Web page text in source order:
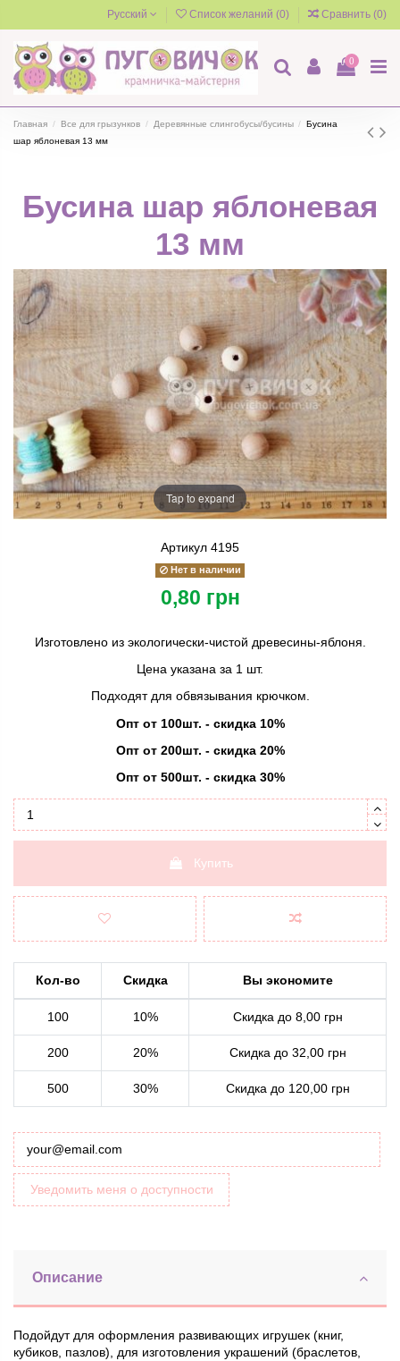
Русский Список желаний (0) Сравнить (0)
0
Главная Все для грызунков Деревянные слингобусы/бусины
Бусина
шар яблоневая 13 мм
Бусина шар яблоневая
13 мм
Tap to expand
Артикул 4195
Нет в наличии
0,80 грн
Изготовлено из экологически-чистой древесины-яблоня.
Цена указана за 1 шт.
Подходят для обвязывания крючком.
Опт от 100шт. - скидка 10%
Опт от 200шт. - скидка 20%
Опт от 500шт. - скидка 30%
Купить
Кол-во Скидка Вы экономите
100 10% Скидка до 8,00 грн
200 20% Скидка до 32,00 грн
500 30% Скидка до 120,00 грн
Уведомить меня о доступности
Описание
Подойдут для оформления развивающих игрушек (книг,
кубиков, пазлов), для изготовления украшений (браслетов,